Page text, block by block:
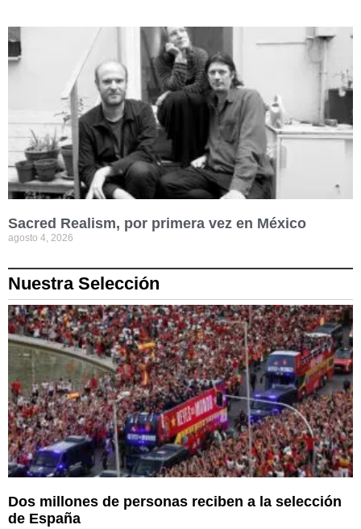
Sacred Realism, por primera vez en México
agosto 4, 2026
Nuestra Selección
Dos millones de personas reciben a la selección
de España